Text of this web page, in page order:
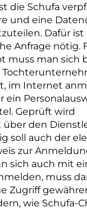
die Schufa
und eine
Dafür ist
Anfrage nötig.
muss man sich
im Internet
ein
Geprüft wird
den
soll auch der
zur
sich auch mit
muss
Zugriff
wie Schufa-